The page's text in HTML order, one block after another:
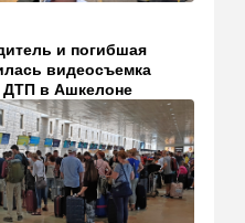
15 минут сна могут
здоровье:
нового
в Израиле на
жаркие деньки
и погибшая
видеосъемка
ДТП в Ашкелоне